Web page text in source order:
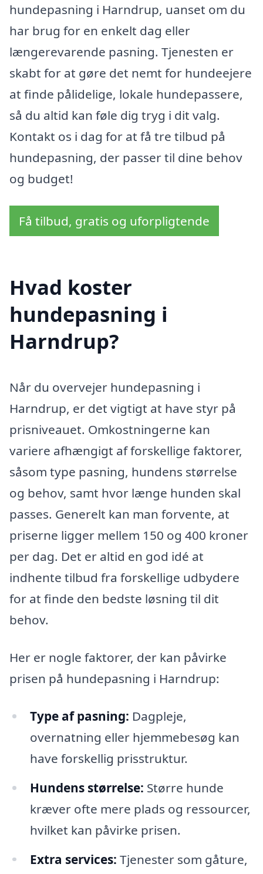
hundepasning i Harndrup, uanset om du
har brug for en enkelt dag eller
længerevarende pasning. Tjenesten er
skabt for at gøre det nemt for hundeejere
at finde pålidelige, lokale hundepassere,
så du altid kan føle dig tryg i dit valg.
Kontakt os i dag for at få tre tilbud på
hundepasning, der passer til dine behov
og budget!
Få tilbud, gratis og uforpligtende
Hvad koster
hundepasning i
Harndrup?
Når du overvejer hundepasning i
Harndrup, er det vigtigt at have styr på
prisniveauet. Omkostningerne kan
variere afhængigt af forskellige faktorer,
såsom type pasning, hundens størrelse
og behov, samt hvor længe hunden skal
passes. Generelt kan man forvente, at
priserne ligger mellem 150 og 400 kroner
per dag. Det er altid en god idé at
indhente tilbud fra forskellige udbydere
for at finde den bedste løsning til dit
behov.
Her er nogle faktorer, der kan påvirke
prisen på hundepasning i Harndrup:
Type af pasning: Dagpleje,
overnatning eller hjemmebesøg kan
have forskellig prisstruktur.
Hundens størrelse: Større hunde
kræver ofte mere plads og ressourcer,
hvilket kan påvirke prisen.
Extra services: Tjenester som gåture,